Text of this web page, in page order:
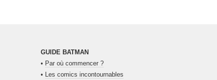
GUIDE BATMAN
• Par où commencer ?
• Les comics incontournables